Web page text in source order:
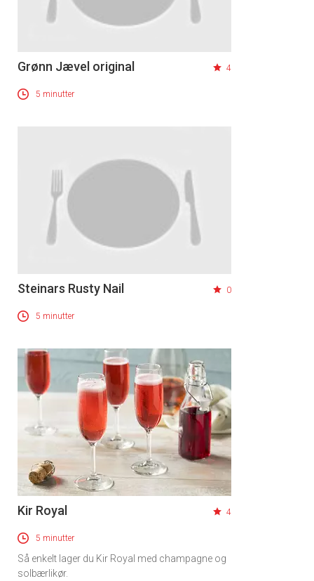
Få ukentlige nyhetsbrev fra
Grønn Jævel original 4
5 minutter
Steinars Rusty Nail 0
5 minutter
Kir Royal 4
5 minutter
Så enkelt lager du Kir Royal med champagne og
solbærlikør.